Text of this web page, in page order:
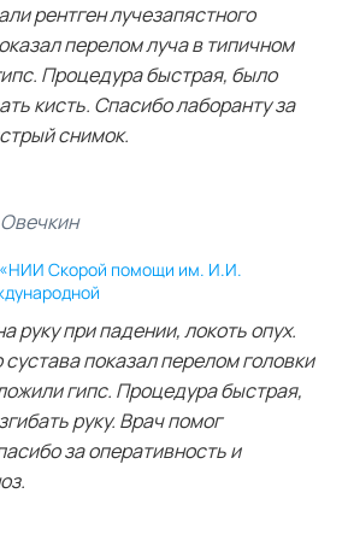
рентген лучезапястного
перелом луча в типичном
Процедура быстрая, было
кисть. Спасибо лаборанту за
снимок.
Скорой помощи им. И.И.
руку при падении, локоть опух.
сустава показал перелом головки
гипс. Процедура быстрая,
руку. Врач помог
за оперативность и